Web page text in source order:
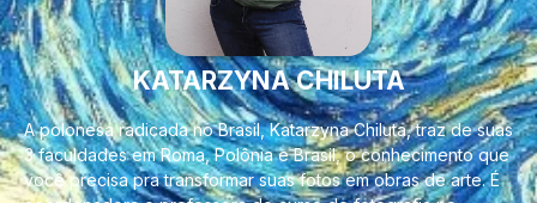
KATARZYNA CHILUTA
A polonesa radicada no Brasil, Katarzyna Chiluta, traz de suas
3 faculdades em Roma, Polônia e Brasil, o conhecimento que
você precisa pra transformar suas fotos em obras de arte. É